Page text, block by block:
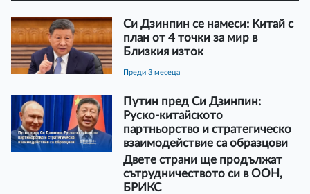
Си Дзинпин се намеси: Китай с
план от 4 точки за мир в
Близкия изток
преди 3 месеца
Путин пред Си Дзинпин:
Руско-китайското
партньорство и стратегическо
взаимодействие са образцови
Двете страни ще продължат
сътрудничеството си в ООН,
БРИКС